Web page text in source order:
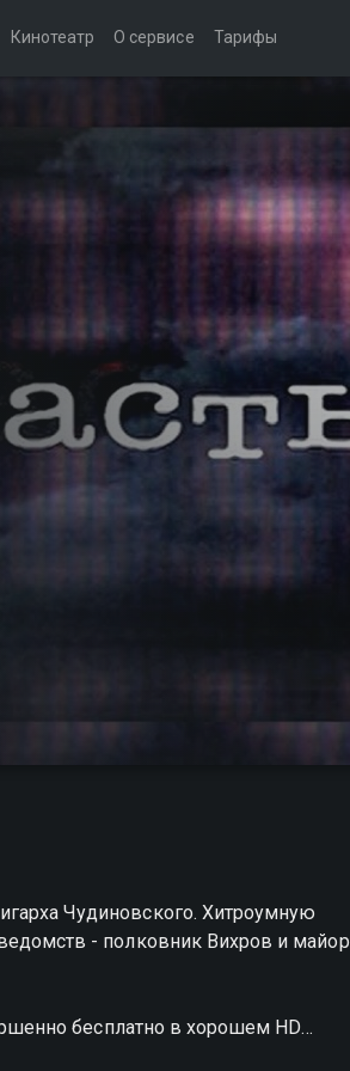
Кинотеатр О сервисе Тарифы
Чудиновского. Хитроумную
- полковник Вихров и майор
бесплатно в хорошем HD